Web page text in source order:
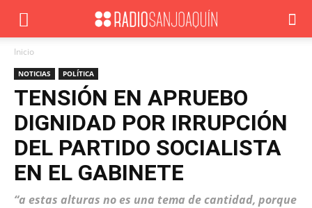
Inicio
NOTICIAS POLÍTICA
TENSIÓN EN APRUEBO
DIGNIDAD POR IRRUPCIÓN
DEL PARTIDO SOCIALISTA
EN EL GABINETE
“a estas alturas no es una tema de cantidad, porque